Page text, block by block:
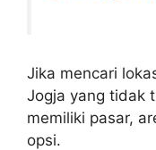
Jika mencari
Jogja yang tidak
memiliki pasar,
opsi.